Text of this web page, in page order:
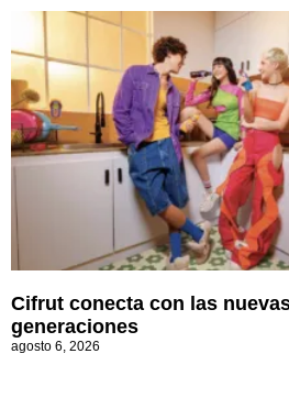
Cifrut conecta con las
generaciones
agosto 6, 2026